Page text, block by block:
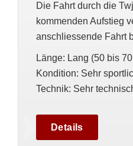
Die Fahrt durch die
kommenden Aufstieg
anschliessende Fahrt
Länge: Lang (50 bis
Kondition: Sehr
Technik: Sehr
Details